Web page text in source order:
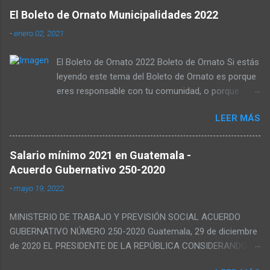
El Boleto de Ornato Municipalidades 2022
-enero 02, 2021
El Boleto de Ornato 2022 Boleto de Ornato Si estás
leyendo este tema del Boleto de Ornato es porque
eres responsable con tu comunidad, o porque
nómina de sueldos, o porque simplemente harás
alguna gestión Municipal… como quiera que sea,
aquí encontrarás información puntual acerca del
Boleto de Ornato para el presente año. Base Legal
Tributo jurisdiccional que pueden exigir las
Decreto 121-96. Dicho Tributo toma la forma de
arbitrio municipal, el cual deben pagar los
residentes de cierta jurisdicción o municipio en
LEER MÁS
Salario mínimo 2021 en Guatemala -
Acuerdo Gubernativo 250-2020
-mayo 19, 2022
MINISTERIO DE TRABAJO Y PREVISIÓN SOCIAL ACUERDO
GUBERNATIVO NÚMERO 250-2020 Guatemala, 29 de diciembre
de 2020 EL PRESIDENTE DE LA REPÚBLICA CONSIDERANDO